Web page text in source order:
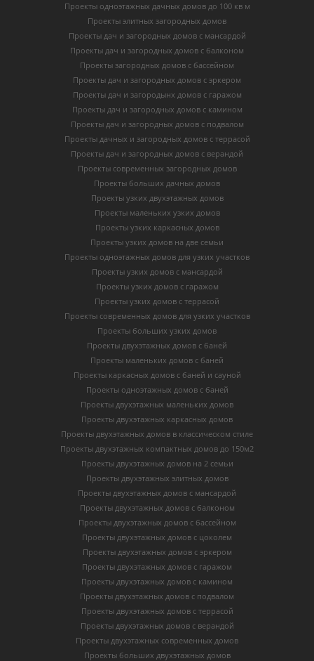
Проекты одноэтажных дачных домов до 100 кв м
Проекты элитных загородных домов
Проекты дач и загородных домов с мансардой
Проекты дач и загородных домов с балконом
Проекты загородных домов с бассейном
Проекты дач и загородных домов с эркером
Проекты дач и загородынх домов с гаражом
Проекты дач и загородных домов с камином
Проекты дач и загородных домов с подвалом
Проекты дачных и загородных домов с террасой
Проекты дач и загородных домов с верандой
Проекты современных загородных домов
Проекты больших дачных домов
Проекты узких двухэтажных домов
Проекты маленьких узких домов
Проекты узких каркасных домов
Проекты узких домов на две семьи
Проекты одноэтажных домов для узких участков
Проекты узких домов с мансардой
Проекты узких домов с гаражом
Проекты узких домов с террасой
Проекты современных домов для узких участков
Проекты больших узких домов
Проекты двухэтажных домов с баней
Проекты маленьких домов с баней
Проекты каркасных домов c баней и сауной
Проекты одноэтажных домов с баней
Проекты двухэтажных маленьких домов
Проекты двухэтажных каркасных домов
Проекты двухэтажных домов в классическом стиле
Проекты двухэтажных компактных домов до 150м2
Проекты двухэтажных домов на 2 семьи
Проекты двухэтажных элитных домов
Проекты двухэтажных домов с мансардой
Проекты двухэтажных домов с балконом
Проекты двухэтажных домов с бассейном
Проекты двухэтажных домов с цоколем
Проекты двухэтажных домов с эркером
Проекты двухэтажных домов с гаражом
Проекты двухэтажных домов с камином
Проекты двухэтажных домов с подвалом
Проекты двухэтажных домов с террасой
Проекты двухэтажных домов с верандой
Проекты двухэтажных современных домов
Проекты больших двухэтажных домов